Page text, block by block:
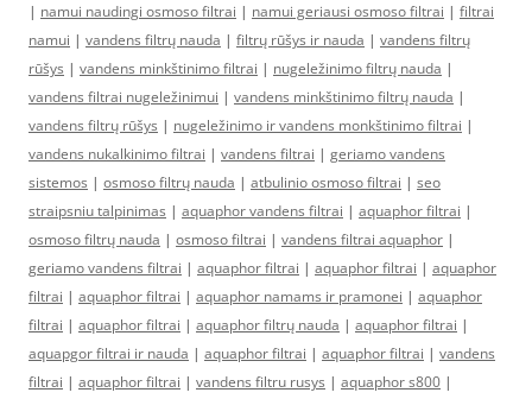
| namui naudingi osmoso filtrai | namui geriausi osmoso filtrai | filtrai
namui | vandens filtrų nauda | filtrų rūšys ir nauda | vandens filtrų
rūšys | vandens minkštinimo filtrai | nugeležinimo filtrų nauda |
vandens filtrai nugeležinimui | vandens minkštinimo filtrų nauda |
vandens filtrų rūšys | nugeležinimo ir vandens monkštinimo filtrai |
vandens nukalkinimo filtrai | vandens filtrai | geriamo vandens
sistemos | osmoso filtrų nauda | atbulinio osmoso filtrai | seo
straipsniu talpinimas | aquaphor vandens filtrai | aquaphor filtrai |
osmoso filtrų nauda | osmoso filtrai | vandens filtrai aquaphor |
geriamo vandens filtrai | aquaphor filtrai | aquaphor filtrai | aquaphor
filtrai | aquaphor filtrai | aquaphor namams ir pramonei | aquaphor
filtrai | aquaphor filtrai | aquaphor filtrų nauda | aquaphor filtrai |
aquapgor filtrai ir nauda | aquaphor filtrai | aquaphor filtrai | vandens
filtrai | aquaphor filtrai | vandens filtru rusys | aquaphor s800 |